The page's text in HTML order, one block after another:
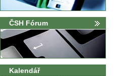
ČSH Fórum
Kalendář